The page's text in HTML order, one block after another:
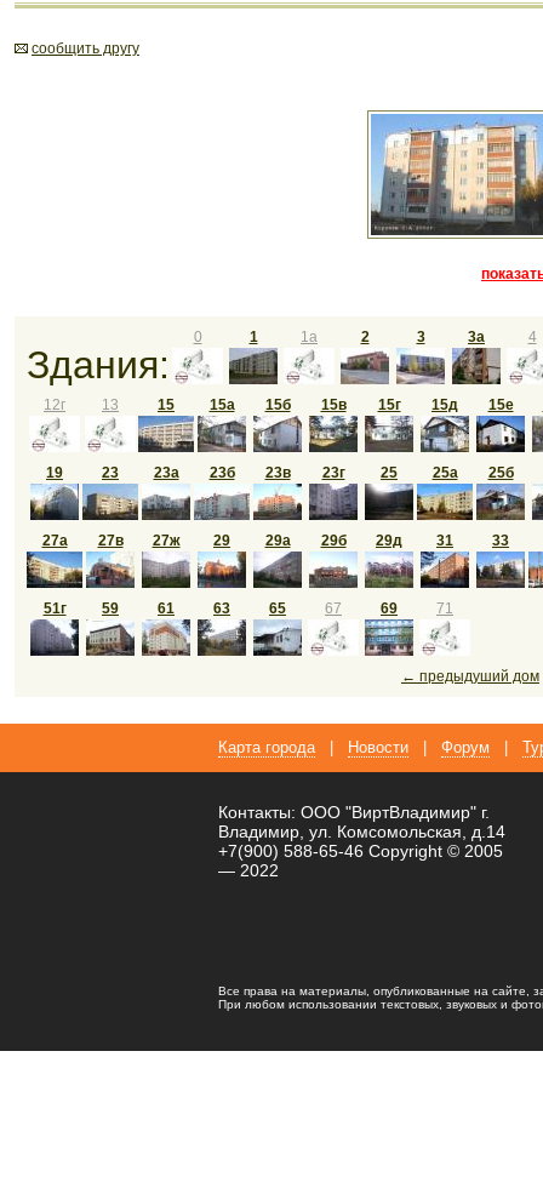
cообщить другу
Здания:
0 1 1а 2 3 3а 4
12г 13 15 15а 15б 15в 15г 15д 15е
19 23 23а 23б 23в 23г 25 25а 25б
27а 27в 27ж 29 29а 29б 29д 31 33
51г 59 61 63 65 67 69 71
← предыдуший дом
Карта города Новости Форум
Контакты: ООО "ВиртВладимир" г.
Владимир, ул. Комсомольская, д.14
+7(900) 588-65-46 Copyright © 2005
— 2022
Все права на материалы, опубликованные на сайте,
При любом использовании текстовых, звуковых и